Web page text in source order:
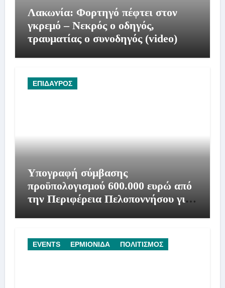
Λακωνία: Φορτηγό πέφτει στον
γκρεμό – Νεκρός ο οδηγός,
τραυματίας ο συνοδηγός (video)
ΕΠΙΔΑΥΡΟΣ
Υπογραφή σύμβασης
προϋπολογισμού 600.000 ευρώ από
την Περιφέρεια Πελοποννήσου για
EVENTS ΕΡΜΙΟΝΙΔΑ ΠΟΛΙΤΙΣΜΟΣ